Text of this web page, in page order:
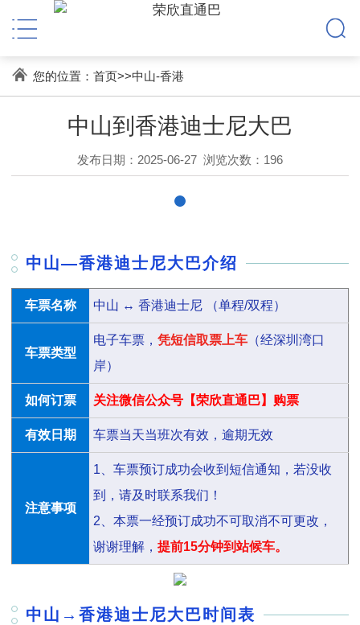
您的位置： 首页>>中山-香港
中山到香港迪士尼大巴
发布日期：2025-06-27 浏览次数：196
中山—香港迪士尼大巴介绍
车票名称 中山 ↔ 香港迪士尼 （单程/双程）
车票类型
电子车票， 凭短信取票上车 （经深圳湾口
岸）
如何订票 关注微信公众号【荣欣直通巴】购票
有效日期 车票当天当班次有效，逾期无效
注意事项
1、车票预订成功会收到短信通知，若没收
到，请及时联系我们！
2、本票一经预订成功不可取消不可更改，
谢谢理解， 提前15分钟到站候车。
中山→ 香港迪士尼大巴时间表